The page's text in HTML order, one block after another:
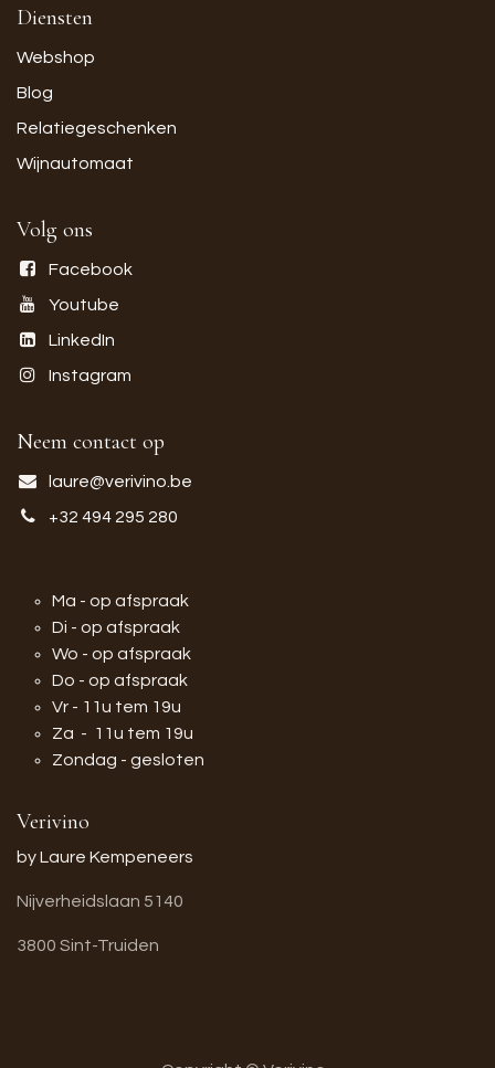
Diensten
Webshop
Blog
Relatiegeschenken
Wijnautomaat
Volg ons
Facebook
Youtube
LinkedIn
Instagram
Neem contact op
laure@verivino.be
+32 494 295 280
Ma - op afspraak
Di - op afspraak
Wo - op afspraak
Do - op afspraak
Vr - 11u tem 19u
Za - 11u tem 19u
Zondag - gesloten
Verivino
by Laure Kempeneers
Nijverheidslaan 5140
3800 Sint-Truiden